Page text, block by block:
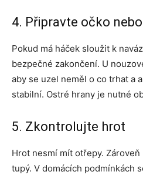
4. Připravte očko
Pokud má háček sloužit k
bezpečné zakončení. U
aby se uzel neměl o co trhat a
stabilní. Ostré hrany je nutné
5. Zkontrolujte hrot
Hrot nesmí mít otřepy.
tupý. V domácích podmínkách